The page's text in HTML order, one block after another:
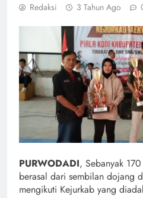
Redaksi 3 Tahun Ago
PURWODADI, Sebanyak
berasal dari sembilan dojang
mengikuti Kejurkab yang